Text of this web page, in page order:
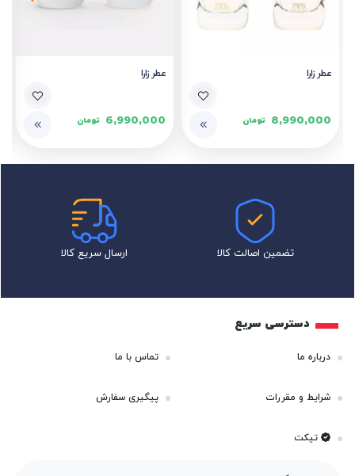
عطر زارا
8,990,000 تومان
عطر زارا
6,990,000 تومان
تضمین اصالت کالا ارسال سریع کالا
دسترسی سریع
درباره ما تماس با ما
شرایط و مقررات پیگیری سفارش
تیکت